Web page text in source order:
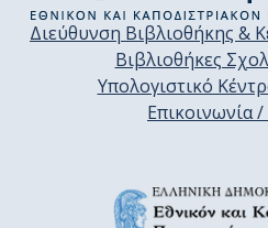
Διεύθυνση Βιβλιοθήκης &
Βιβλιοθήκες
Υπολογιστικό
Επικοινωνία